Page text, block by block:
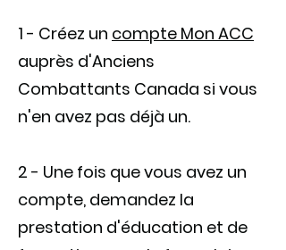
1 - Créez un compte Mon ACC
auprès d'Anciens
Combattants Canada si vous
n'en avez pas déjà un.
2 - Une fois que vous avez un
compte, demandez la
prestation d'éducation et de